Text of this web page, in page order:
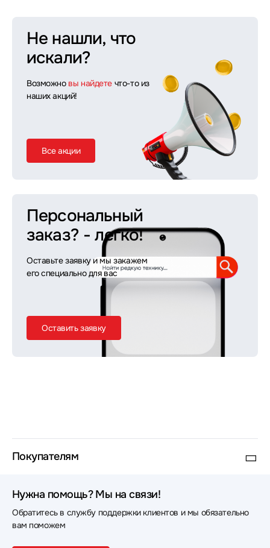
Не нашли, что
искали?
Возможно вы найдете что-то из
наших акций!
Все акции
Персональный
заказ? - легко!
Оставьте заявку и мы закажем
его специально для вас
Оставить заявку
Покупателям
Нужна помощь? Мы на связи!
Обратитесь в службу поддержки клиентов и мы обязательно
вам поможем